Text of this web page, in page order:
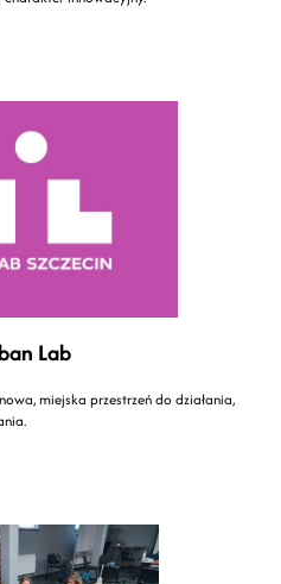
Lab
miejska przestrzeń do działania,